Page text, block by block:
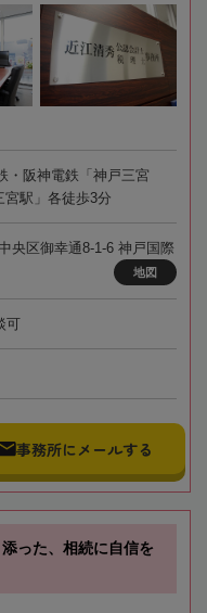
・阪神電鉄「神戸三宮
駅」各徒歩3分
央区御幸通8-1-6 神戸国際
地図
可
事務所にメールする
った、相続に自信を